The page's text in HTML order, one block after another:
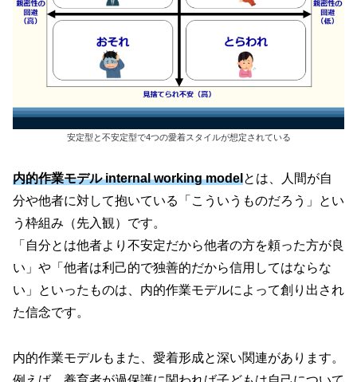
安定型と不安定型で4つの愛着スタイルが想定されている
内的作業モデル internalworking modelとは、人間が自
分や他者に対して抱いている「こういうものだろう」とい
う枠組み （先入観） です。
「自分とは他者より不安定だから他者の方を頼った方が良
い」や「他者は利己的で独善的だから信用してはならな
い」といったものは、内的作業モデルによって創り出され
た信念です。
内的作業モデルもまた、愛着形成と深い関連があります。